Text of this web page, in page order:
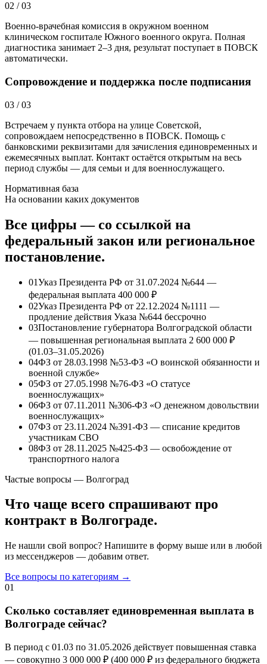
02 /03
Военно-врачебная комиссия в окружном военном
клиническом госпитале Южного военного округа. Полная
диагностика занимает 2–3 дня, результат поступает в ПОВСК
автоматически.
Сопровождение и поддержка после подписания
03 /03
Встречаем у пункта отбора на улице Советской,
сопровождаем непосредственно в ПОВСК. Помощь с
банковскими реквизитами для зачисления единовременных и
ежемесячных выплат. Контакт остаётся открытым на весь
период службы — для семьи и для военнослужащего.
Нормативная база
На основании каких документов
Все цифры — со ссылкой на
федеральный закон или региональное
постановление.
01Указ Президента РФ от 31.07.2024 №644 —
федеральная выплата 400 000 ₽
02Указ Президента РФ от 22.12.2024 №1111 —
продление действия Указа №644 бессрочно
03Постановление губернатора Волгоградской области
— повышенная региональная выплата 2 600 000 ₽
(01.03–31.05.2026)
04ФЗ от 28.03.1998 №53-ФЗ «О воинской обязанности и
военной службе»
05ФЗ от 27.05.1998 №76-ФЗ «О статусе
военнослужащих»
06ФЗ от 07.11.2011 №306-ФЗ «О денежном довольствии
военнослужащих»
07ФЗ от 23.11.2024 №391-ФЗ — списание кредитов
участникам СВО
08ФЗ от 28.11.2025 №425-ФЗ — освобождение от
транспортного налога
Частые вопросы — Волгоград
Что чаще всего спрашивают про
контракт в Волгограде.
Не нашли свой вопрос? Напишите в форму выше или в любой
из мессенджеров — добавим ответ.
Все вопросы по категориям →
01
Сколько составляет единовременная выплата в
Волгограде сейчас?
В период с 01.03 по 31.05.2026 действует повышенная ставка
— совокупно 3 000 000 ₽ (400 000 ₽ из федерального бюджета